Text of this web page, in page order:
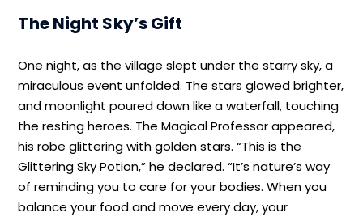
The Night Sky’s Gift
One night, as the village slept under the starry sky, a
miraculous event unfolded. The stars glowed brighter,
and moonlight poured down like a waterfall, touching
the resting heroes. The Magical Professor appeared,
his robe glittering with golden stars. “This is the
Glittering Sky Potion,” he declared. “It’s nature’s way
of reminding you to care for your bodies. When you
balance your food and move every day, your